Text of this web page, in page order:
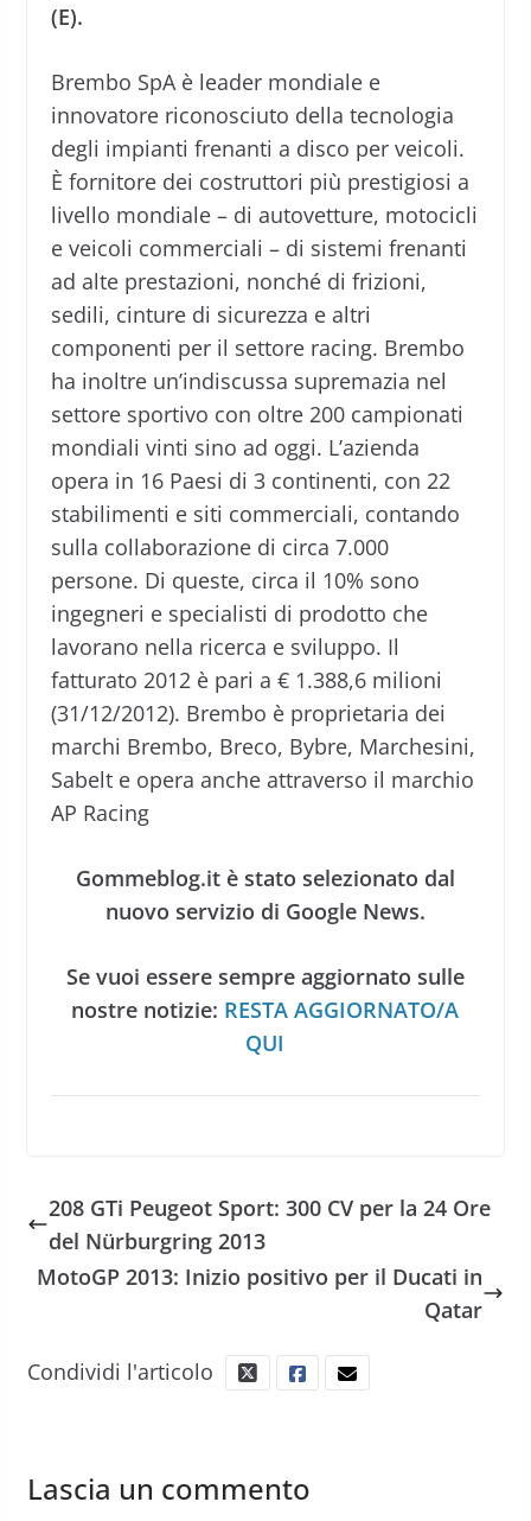
(E).
Brembo SpA è leader mondiale e
innovatore riconosciuto della tecnologia
degli impianti frenanti a disco per veicoli.
È fornitore dei costruttori più prestigiosi a
livello mondiale – di autovetture, motocicli
e veicoli commerciali – di sistemi frenanti
ad alte prestazioni, nonché di frizioni,
sedili, cinture di sicurezza e altri
componenti per il settore racing. Brembo
ha inoltre un’indiscussa supremazia nel
settore sportivo con oltre 200 campionati
mondiali vinti sino ad oggi. L’azienda
opera in 16 Paesi di 3 continenti, con 22
stabilimenti e siti commerciali, contando
sulla collaborazione di circa 7.000
persone. Di queste, circa il 10% sono
ingegneri e specialisti di prodotto che
lavorano nella ricerca e sviluppo. Il
fatturato 2012 è pari a € 1.388,6 milioni
(31/12/2012). Brembo è proprietaria dei
marchi Brembo, Breco, Bybre, Marchesini,
Sabelt e opera anche attraverso il marchio
AP Racing
Gommeblog.it è stato selezionato dal
nuovo servizio di Google News.
Se vuoi essere sempre aggiornato sulle
nostre notizie: RESTA AGGIORNATO/A
QUI
208 GTi Peugeot Sport: 300 CV per la 24 Ore
del Nürburgring 2013
MotoGP 2013: Inizio positivo per il Ducati in
Qatar
Condividi l'articolo
Lascia un commento